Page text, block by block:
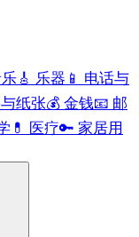
🎸 乐器 📱 电话与
纸张💰 金钱📧 邮
💊 医疗🔑 家居用